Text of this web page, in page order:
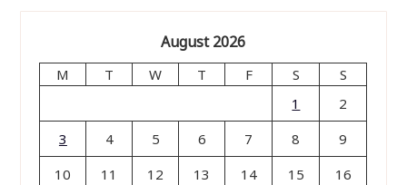
August 2026
M T W T F S
S
1
2
3
4 5 6 7 8
9
10
11 12 13 14 15
16